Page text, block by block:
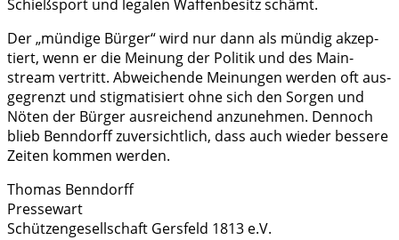
Schieß­sport und lega­len Waf­fen­be­sitz schämt.
Der „mün­di­ge Bür­ger“ wird nur dann als mün­dig akzep­
tiert, wenn er die Mei­nung der Poli­tik und des Main­
stream ver­tritt. Abwei­chen­de Mei­nun­gen wer­den oft aus­
ge­grenzt und stig­ma­ti­siert ohne sich den Sor­gen und
Nöten der Bür­ger aus­rei­chend anzu­neh­men. Den­noch
blieb Ben­n­dorff zuver­sicht­lich, dass auch wie­der bes­se­re
Zei­ten kom­men werden.
Tho­mas Ben­n­dorff
Pres­se­wart
Schüt­zen­ge­sell­schaft Gers­feld 1813 e.V.